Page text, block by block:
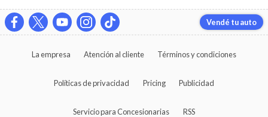
Vendé tu auto
La empresa Atención al cliente Términos y condiciones
Políticas de privacidad Pricing Publicidad
Servicio para Concesionarias RSS